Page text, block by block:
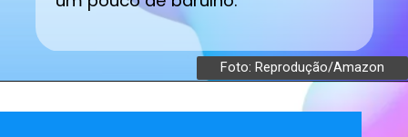
Foto: Reprodução/Amazon